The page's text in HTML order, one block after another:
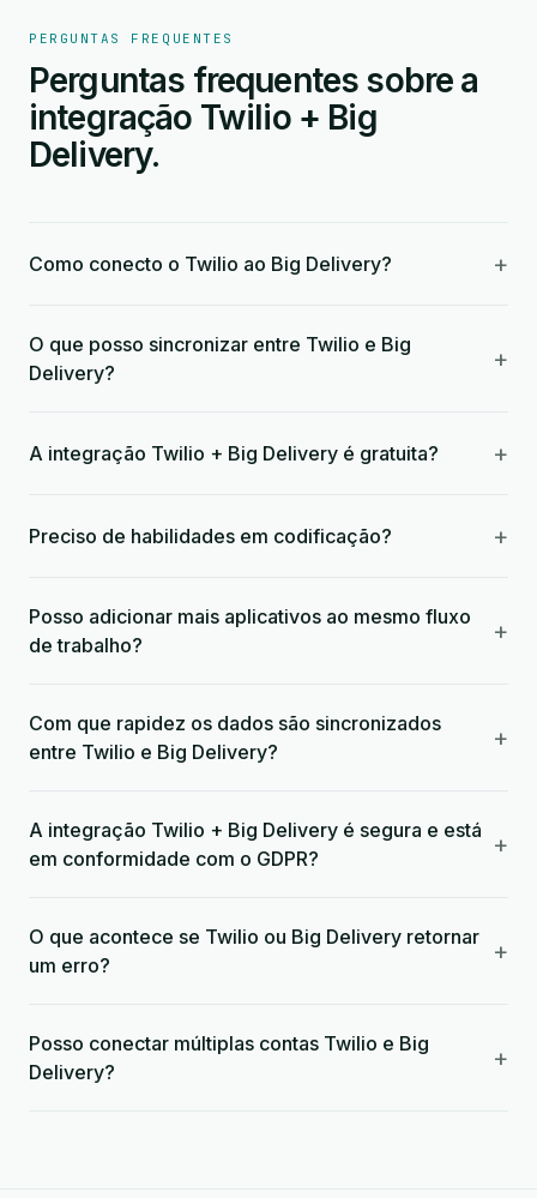
PERGUNTAS FREQUENTES
Perguntas frequentes sobre a
integração Twilio + Big
Delivery.
Como conecto o Twilio ao Big Delivery? +
O que posso sincronizar entre Twilio e Big
Delivery?
+
A integração Twilio + Big Delivery é gratuita? +
Preciso de habilidades em codificação? +
Posso adicionar mais aplicativos ao mesmo fluxo
de trabalho?
+
Com que rapidez os dados são sincronizados
entre Twilio e Big Delivery?
+
A integração Twilio + Big Delivery é segura e está
em conformidade com o GDPR?
+
O que acontece se Twilio ou Big Delivery retornar
um erro?
+
Posso conectar múltiplas contas Twilio e Big
Delivery?
+